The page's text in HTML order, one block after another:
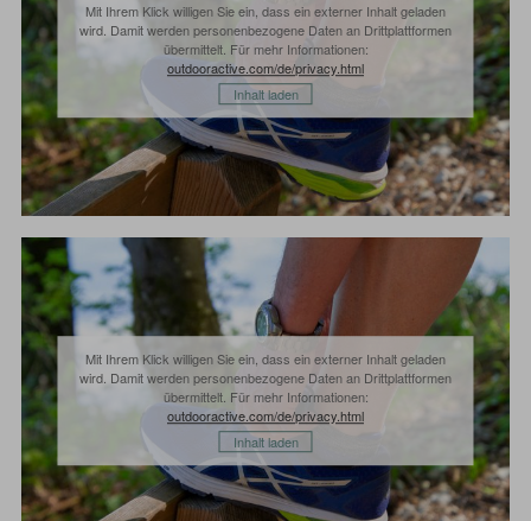
Mit Ihrem Klick willigen Sie ein, dass ein externer Inhalt geladen
wird. Damit werden personenbezogene Daten an Drittplattformen
übermittelt. Für mehr Informationen:
outdooractive.com/de/privacy.html
Inhalt laden
Mit Ihrem Klick willigen Sie ein, dass ein externer Inhalt geladen
wird. Damit werden personenbezogene Daten an Drittplattformen
übermittelt. Für mehr Informationen:
outdooractive.com/de/privacy.html
Inhalt laden